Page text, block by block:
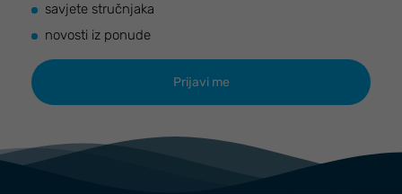
savjete stručnjaka
novosti iz ponude